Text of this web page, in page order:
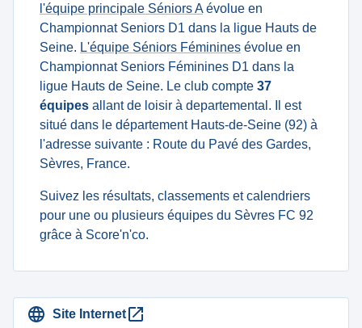
l'équipe principale Séniors Aévolue en
Championnat Seniors D1 dans la ligue Hauts de
Seine. L'équipe Séniors Féminines évolue en
Championnat Seniors Féminines D1 dans la
ligue Hauts de Seine. Le club compte 37
équipes allant de loisir à departemental. Il est
situé dans le département Hauts-de-Seine (92) à
l'adresse suivante : Route du Pavé des Gardes,
Sèvres, France.
Suivez les résultats, classements et calendriers
pour une ou plusieurs équipes du Sèvres FC 92
grâce à Score'n'co.
Site Internet